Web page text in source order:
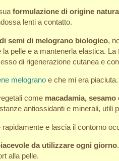
formulazione di origine
lenti a contatto.
semi di melograno biologico,
pelle e a mantenerla elastica.
di rigenerazione cutanea e
melograno e che mi era piaciuta.
come macadamia, sesamo
antiossidanti e minerali, utili
rapidamente e lascia il contorno
da utilizzare ogni giorno
alla pelle.